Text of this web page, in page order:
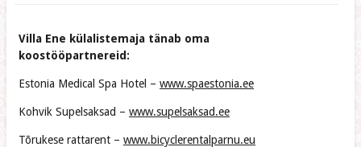
Villa Ene külalistemaja tänab oma
koostööpartnereid:
Estonia Medical Spa Hotel – www.spaestonia.ee
Kohvik Supelsaksad – www.supelsaksad.ee
Tõrukese rattarent – www.bicyclerentalparnu.eu